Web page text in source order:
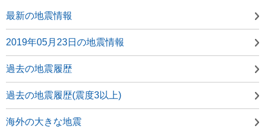
最新の地震情報
2019年05月23日の地震情報
過去の地震履歴
過去の地震履歴(震度3以上)
海外の大きな地震